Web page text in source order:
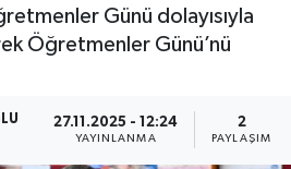
Günü dolayısıyla
Öğretmenler Günü’nü
27.11.2025 - 12:24
YAYINLANMA
2
PAYLAŞIM